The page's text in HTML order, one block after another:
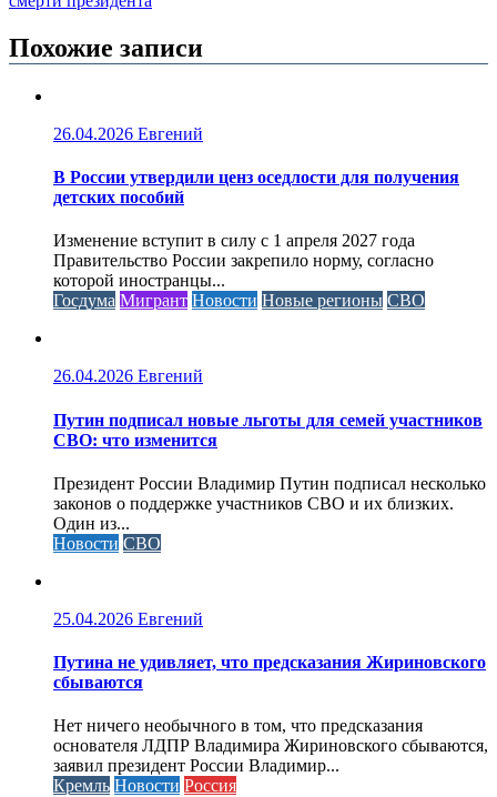
Похожие записи
26.04.2026 Евгений
В России утвердили ценз оседлости для получения
детских пособий
Изменение вступит в силу с 1 апреля 2027 года
Правительство России закрепило норму, согласно
которой иностранцы...
Госдума Мигрант Новости Новые регионы СВО
26.04.2026 Евгений
Путин подписал новые льготы для семей участников
СВО: что изменится
Президент России Владимир Путин подписал несколько
законов о поддержке участников СВО и их близких.
Один из...
Новости СВО
25.04.2026 Евгений
Путина не удивляет, что предсказания Жириновского
сбываются
Нет ничего необычного в том, что предсказания
основателя ЛДПР Владимира Жириновского сбываются,
заявил президент России Владимир...
Кремль Новости Россия